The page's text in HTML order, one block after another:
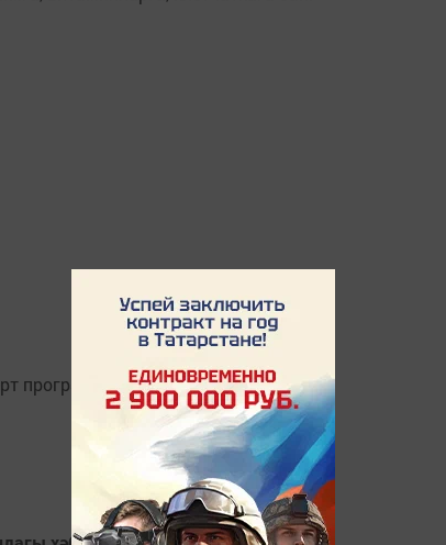
программаларын тәкъдим иттеләр.